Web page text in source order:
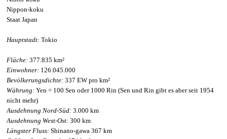
Nippon-koku
Staat Japan
Hauptstadt: Tokio
Fläche: 377.835 km²
Einwohner: 126.045.000
Bevölkerungsdichte: 337 EW pro km²
Währung: Yen = 100 Sen oder 1000 Rin (Sen und Rin gibt es aber seit 1954
nicht mehr)
Ausdehnung Nord-Süd: 3.000 km
Ausdehnung West-Ost: 300 km
Längster Fluss: Shinano-gawa 367 km